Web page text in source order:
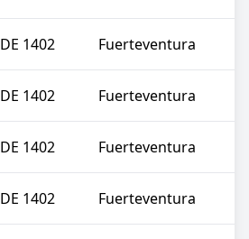
DE 1402 Fuerteventura
DE 1402 Fuerteventura
DE 1402 Fuerteventura
DE 1402 Fuerteventura